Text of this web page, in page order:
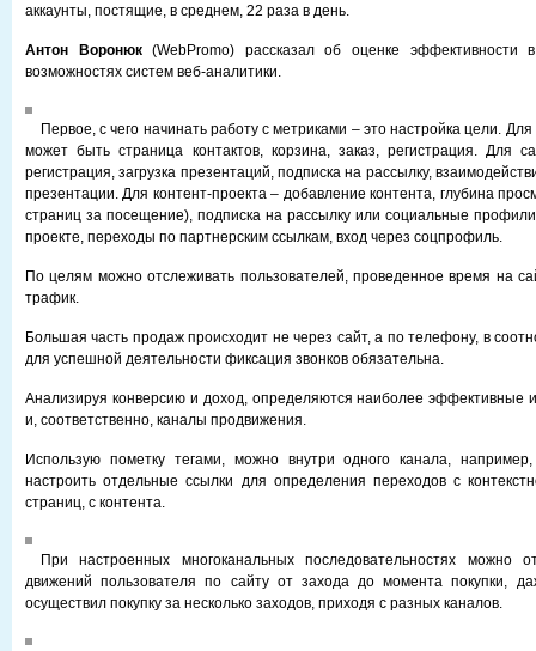
аккаунты, постящие, в среднем, 22 раза в день.
Антон Воронюк(WebPromo) рассказал об оценке эффективности
возможностях систем веб-аналитики.
Первое, с чего начинать работу с метриками – это настройка цели.
может быть страница контактов, корзина, заказ, регистрация. Для
регистрация, загрузка презентаций, подписка на рассылку,
презентации. Для контент-проекта – добавление контента, глубина
страниц за посещение), подписка на рассылку или социальные
проекте, переходы по партнерским ссылкам, вход через соцпрофиль.
По целям можно отслеживать пользователей, проведенное время на
трафик.
Большая часть продаж происходит не через сайт, а по телефону, в
для успешной деятельности фиксация звонков обязательна.
Анализируя конверсию и доход, определяются наиболее эффективные
и, соответственно, каналы продвижения.
Использую пометку тегами, можно внутри одного канала,
настроить отдельные ссылки для определения переходов с
страниц, с контента.
При настроенных многоканальных последовательностях можно
движений пользователя по сайту от захода до момента покупки,
осуществил покупку за несколько заходов, приходя с разных каналов.